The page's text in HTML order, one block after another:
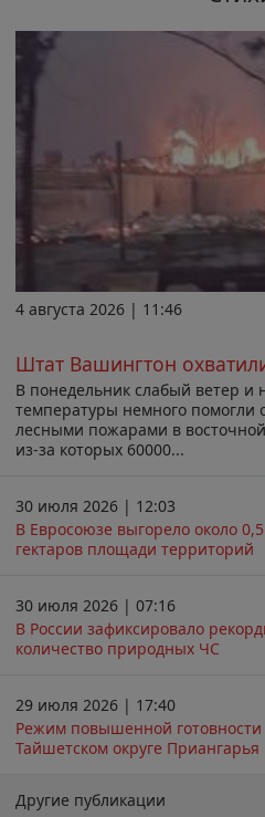
4 августа 2026 | 11:46
Штат Вашингтон
В понедельник слабый ветер
температуры немного помогли
лесными пожарами в
из-за которых 60000...
30 июля 2026 | 12:03
В Евросоюзе выгорело около
гектаров площади территорий
30 июля 2026 | 07:16
В России зафиксировало
количество природных ЧС
29 июля 2026 | 17:40
Режим повышенной готовности
Тайшетском округе Приангарья
Другие публикации